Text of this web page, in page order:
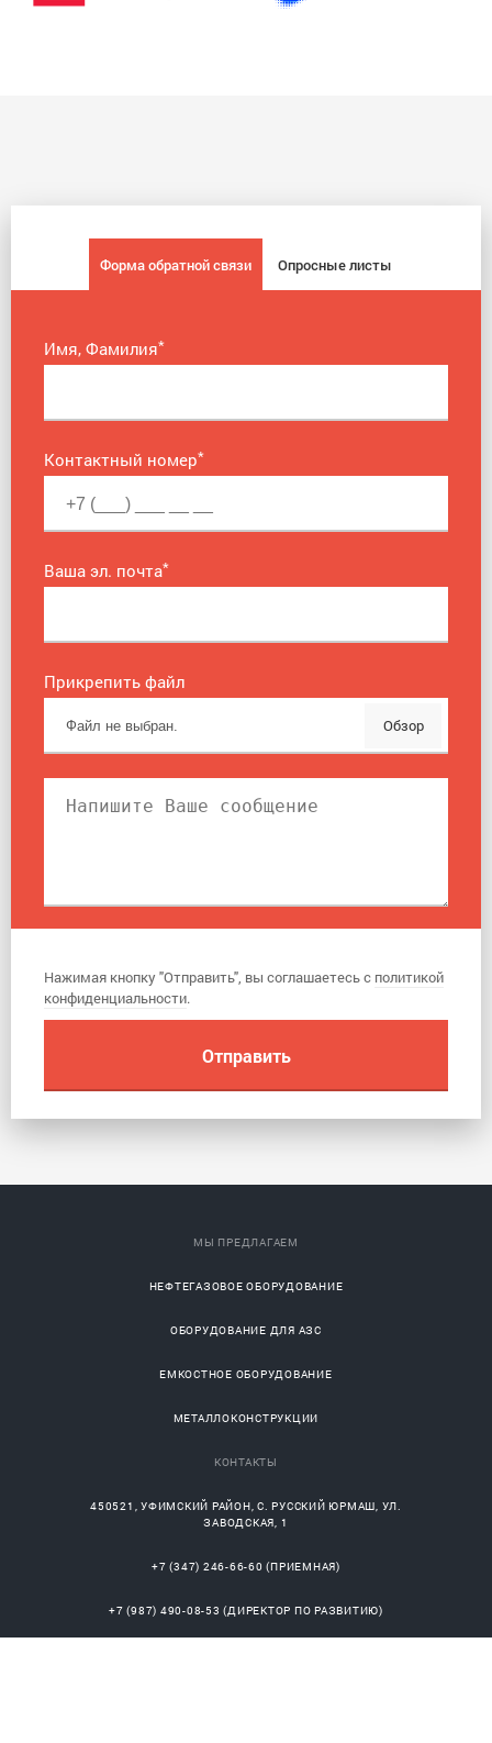
Форма обратной связи Опросные листы
Имя, Фамилия*
Контактный номер*
Ваша эл. почта*
Прикрепить файл
Обзор
Нажимая кнопку "Отправить", вы соглашаетесь с политикой
конфиденциальности.
МЫ ПРЕДЛАГАЕМ
НЕФТЕГАЗОВОЕ ОБОРУДОВАНИЕ
ОБОРУДОВАНИЕ ДЛЯ АЗС
ЕМКОСТНОЕ ОБОРУДОВАНИЕ
МЕТАЛЛОКОНСТРУКЦИИ
КОНТАКТЫ
450521 ,УФИМСКИЙ РАЙОН, С.РУССКИЙ ЮРМАШ, УЛ.
ЗАВОДСКАЯ, 1
+7 (347) 246-66-60 (ПРИЕМНАЯ)
+7 (987) 490-08-53 (ДИРЕКТОР ПО РАЗВИТИЮ)